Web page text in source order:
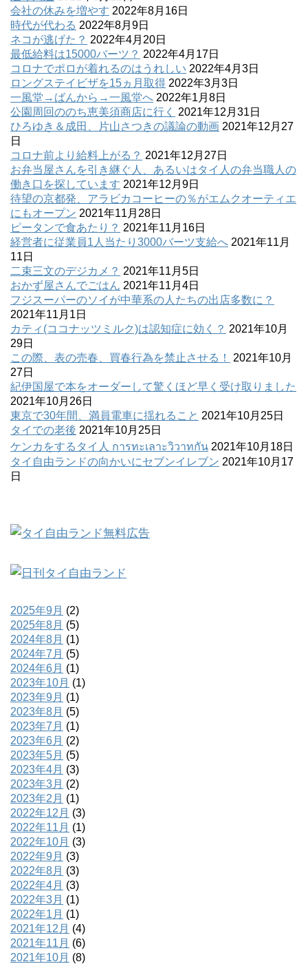
会社の休みを増やす 2022年8月16日
時代が代わる 2022年8月9日
ネコが逃げた？ 2022年4月20日
最低給料は15000バーツ？ 2022年4月17日
コロナでポロが着れるのはうれしい 2022年4月3日
ロングステイビザを15ヵ月取得 2022年3月3日
一風堂→ばんから→一風堂へ 2022年1月8日
公園周回ののち恵美須商店に行く
2021年12月31日
ひろゆき＆成田、片山さつきの議論の動画 2021年12月27
日
コロナ前より給料上がる？ 2021年12月27日
お弁当屋さんを引き継ぐ人、あるいはタイ人の弁当職人の
働き口を探しています 2021年12月9日
待望の京都発、アラビカコーヒーの％がエムクオーティエ
にもオープン 2021年11月28日
ピータンで食あたり？ 2021年11月16日
経営者に従業員1人当たり3000バーツ支給へ 2021年11月
11日
二束三文のデジカメ？ 2021年11月5日
おかず屋さんでごはん 2021年11月4日
フジスーパーのソイが中華系の人たちの出店多数に？
2021年11月1日
カティ(ココナッツミルク)は認知症に効く？ 2021年10月
29日
この際、表の売春、買春行為を禁止させる！
2021年10月
27日
紀伊国屋で本をオーダーして驚くほど早く受け取りました
2021年10月26日
東京で30年間、満員電車に揺れること 2021年10月25日
タイでの老後 2021年10月25日
ケンカをするタイ人 การทะเลาะวิวาทกัน 2021年10月18日
タイ自由ランドの向かいにセブンイレブン 2021年10月17
日
2025年9月 (2)
2025年8月 (5)
2024年8月 (1)
2024年7月 (5)
2024年6月 (1)
2023年10月 (1)
2023年9月 (1)
2023年8月 (5)
2023年7月 (1)
2023年6月 (2)
2023年5月 (5)
2023年4月 (3)
2023年3月 (2)
2023年2月 (1)
2022年12月 (3)
2022年11月 (1)
2022年10月 (3)
2022年9月 (3)
2022年8月 (3)
2022年4月 (3)
2022年3月 (1)
2022年1月 (1)
2021年12月 (4)
2021年11月 (6)
2021年10月 (8)